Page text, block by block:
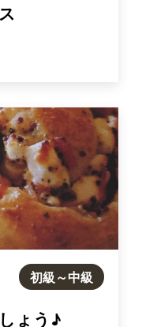
初級～中級
ょう♪